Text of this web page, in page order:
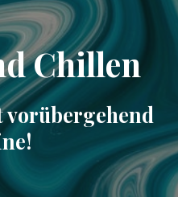
Chillen
vorübergehend